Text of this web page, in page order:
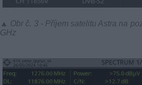
▲ Obr č. 3 - Příjem satelitu Astra na
GHz